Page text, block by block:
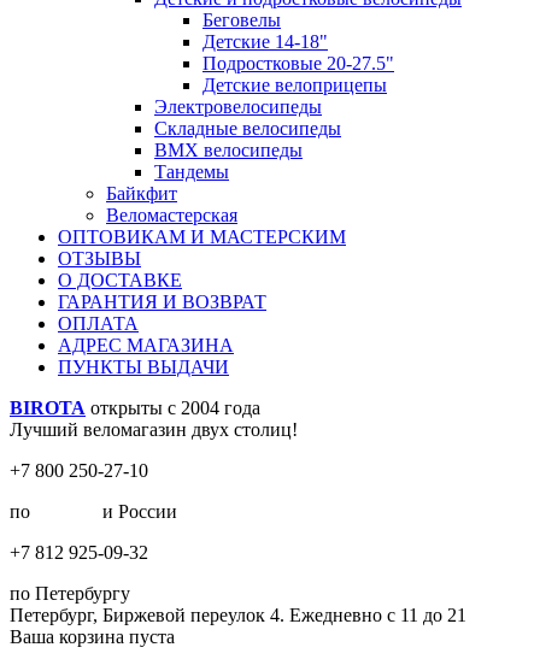
Беговелы
Детские 14-18"
Подростковые 20-27.5"
Детские велоприцепы
Электровелосипеды
Складные велосипеды
BMX велосипеды
Тандемы
Байкфит
Веломастерская
ОПТОВИКАМ И МАСТЕРСКИМ
ОТЗЫВЫ
О ДОСТАВКЕ
ГАРАНТИЯ И ВОЗВРАТ
ОПЛАТА
АДРЕС МАГАЗИНА
ПУНКТЫ ВЫДАЧИ
BIROTA открыты с 2004 года
Лучший веломагазин двух столиц!
+7 800 250-27-10
по
и России
+7 812 925-09-32
по Петербургу
Петербург, Биржевой переулок 4. Ежедневно с 11 до 21
Ваша корзина пуста